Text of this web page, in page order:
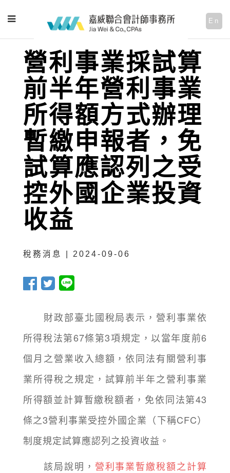
En
營利事業採試算
前半年營利事業
所得額方式辦理
暫繳申報者，免
試算應認列之受
控外國企業投資
收益
稅務消息 | 2024-09-06
財政部臺北國稅局表示，營利事業依
所得稅法第67條第3項規定，以當年度前6
個月之營業收入總額，依同法有關營利事
業所得稅之規定，試算前半年之營利事業
所得額並計算暫繳稅額者，免依同法第43
條之3營利事業受控外國企業（下稱CFC）
制度規定試算應認列之投資收益。
該局說明， 營利事業暫繳稅額之計算